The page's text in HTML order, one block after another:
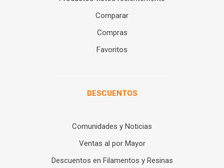
Comparar
Compras
Favoritos
DESCUENTOS
Comunidades y Noticias
Ventas al por Mayor
Descuentos en Filamentos y Resinas